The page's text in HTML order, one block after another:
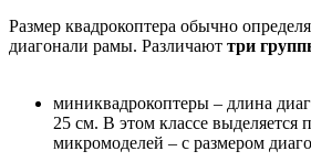
Размер квадрокоптера обычно
диагонали рамы. Различают три
миниквадрокоптеры – длина
25 см. В этом классе выделяется
микромоделей – с размером